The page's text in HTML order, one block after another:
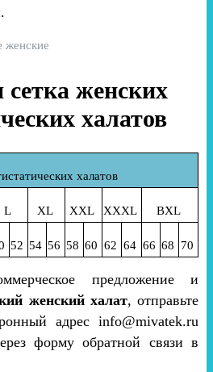
сетка женских
халатов
халатов
L XL XXL XXXL BXL
52 54 56 58 60 62 64 66 68 70
предложение и
женский халат, отправьте
адрес info@mivatek.ru
форму обратной связи в